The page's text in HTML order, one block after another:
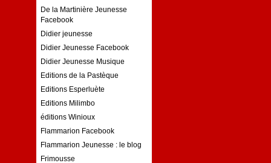
De la Martinière Jeunesse
Facebook
Didier jeunesse
Didier Jeunesse Facebook
Didier Jeunesse Musique
Editions de la Pastèque
Editions Esperluète
Editions Milimbo
éditions Winioux
Flammarion Facebook
Flammarion Jeunesse : le blog
Frimousse